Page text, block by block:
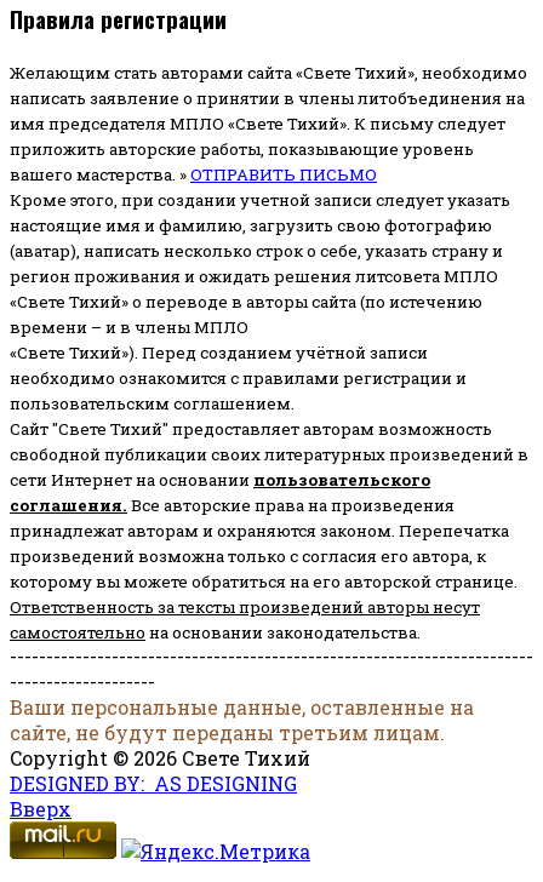
Правила регистрации
Желающим стать авторами сайта «Свете Тихий», необходимо
написать заявление о принятии в члены литобъединения на
имя председателя МПЛО «Свете Тихий». К письму следует
приложить авторские работы, показывающие уровень
вашего мастерства. »ОТПРАВИТЬ ПИСЬМО
Кроме этого, при создании учетной записи следует указать
настоящие имя и фамилию, загрузить свою фотографию
(аватар), написать несколько строк о себе, указать страну и
регион проживания и ожидать решения литсовета МПЛО
«Свете Тихий» о переводе в авторы сайта (по истечению
времени – и в члены МПЛО
«Свете Тихий»). Перед созданием учётной записи
необходимо ознакомится с правилами регистрации и
пользовательским соглашением.
Сайт "Свете Тихий" предоставляет авторам возможность
свободной публикации своих литературных произведений в
сети Интернет на основании пользовательского
соглашения. Все авторские права на произведения
принадлежат авторам и охраняются законом. Перепечатка
произведений возможна только с согласия его автора, к
которому вы можете обратиться на его авторской странице.
Ответственность за тексты произведений авторы несут
самостоятельно на основании законодательства.
------------------------------------------------------------------------
--------------------
Ваши персональные данные, оставленные на
сайте, не будут переданы третьим лицам.
Copyright © 2026 Свете Тихий
DESIGNED BY: AS DESIGNING
Вверх